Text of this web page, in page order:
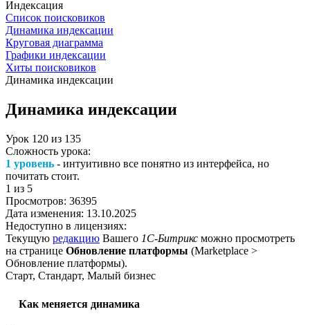
Индексация
Список поисковиков
Динамика индексации
Круговая диаграмма
Графики индексации
Хиты поисковиков
Динамика индексации
Динамика индексации
Урок 120 из 135
Сложность урока:
1 уровень - интуитивно все понятно из интерфейса, но
почитать стоит.
1 из 5
Просмотров: 36395
Дата изменения: 13.10.2025
Недоступно в лицензиях:
Текущую редакцию Вашего 1С-Битрикс можно просмотреть
на странице Обновление платформы (Marketplace >
Обновление платформы).
Старт, Стандарт, Малый бизнес
Как меняется динамика